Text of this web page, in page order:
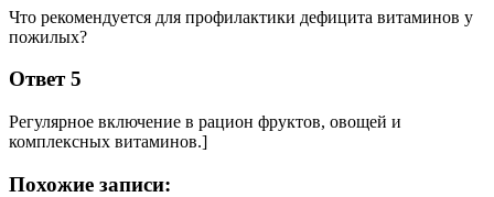
Что рекомендуется для профилактики дефицита витаминов у
пожилых?
Ответ 5
Регулярное включение в рацион фруктов, овощей и
комплексных витаминов.]
Похожие записи: